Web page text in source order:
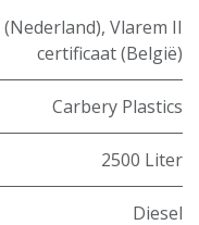
, Vlarem II
certificaat (België)
Carbery Plastics
2500 Liter
Diesel